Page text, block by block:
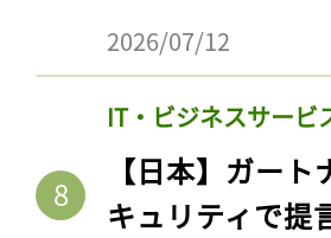
2026/07/12
IT・ビジネスサービ
【日本】ガー
キュリティで提